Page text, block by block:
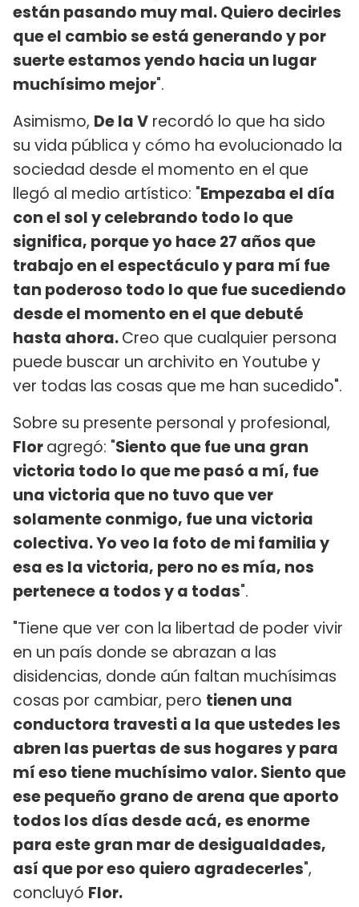
están pasando muy mal. Quiero decirles
que el cambio se está generando y por
suerte estamos yendo hacia un lugar
muchísimo mejor".
Asimismo, De la V recordó lo que ha sido
su vida pública y cómo ha evolucionado la
sociedad desde el momento en el que
llegó al medio artístico: "Empezaba el día
con el sol y celebrando todo lo que
significa, porque yo hace 27 años que
trabajo en el espectáculo y para mí fue
tan poderoso todo lo que fue sucediendo
desde el momento en el que debuté
hasta ahora.Creo que cualquier persona
puede buscar un archivito en Youtube y
ver todas las cosas que me han sucedido".
Sobre su presente personal y profesional,
Floragregó: "Siento que fue una gran
victoria todo lo que me pasó a mí, fue
una victoria que no tuvo que ver
solamente conmigo, fue una victoria
colectiva. Yo veo la foto de mi familia y
esa es la victoria, pero no es mía, nos
pertenece a todos y a todas".
"Tiene que ver con la libertad de poder vivir
en un país donde se abrazan a las
disidencias, donde aún faltan muchísimas
cosas por cambiar, pero tienen una
conductora travesti a la que ustedes les
abren las puertas de sus hogares y para
mí eso tiene muchísimo valor. Siento que
ese pequeño grano de arena que aporto
todos los días desde acá, es enorme
para este gran mar de desigualdades,
así que por eso quiero agradecerles",
concluyó Flor.